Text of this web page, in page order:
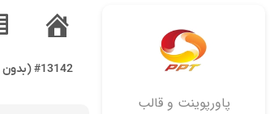
پاورپوینت و قالب
خانه
#13142 (بدون عنوان)